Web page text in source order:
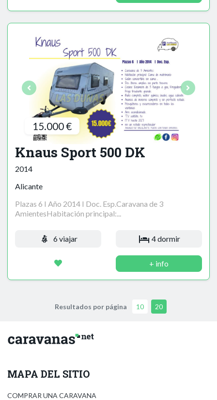
15.000 €
Knaus Sport 500 DK
2014
Alicante
Plazas 6 I Año 2014 I Doc. Esp.Caravana de 3
AmientesHabitación principal:...
6 viajar 4 dormir
+ info
Resultados por página 10 20
MAPA DEL SITIO
COMPRAR UNA CARAVANA